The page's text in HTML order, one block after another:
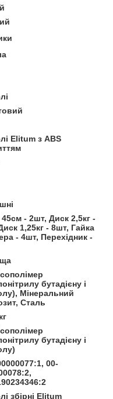
Elitum з ABS
- 2шт, Диск 2,5кг -
1,25кг - 8шт, Гайка
- 4шт, Перехідник -
бутадієну і
Мінеральний
Сталь
бутадієну і
00-
збірні Elitum